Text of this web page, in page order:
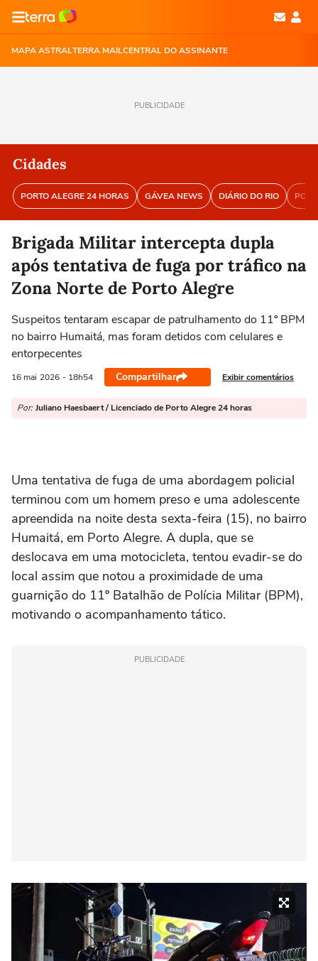
MAPA ASTRALTERRA MAILCENTRAL DO ASSINANTE
PUBLICIDADE
Cidades
PORTO ALEGRE 24 HORAS GÁVEA NEWS DIÁRIO DO RIO
Brigada Militar intercepta dupla
após tentativa de fuga por tráfico na
Zona Norte de Porto Alegre
Suspeitos tentaram escapar de patrulhamento do 11º BPM
no bairro Humaitá, mas foram detidos com celulares e
entorpecentes
16 mai 2026 - 18h54 Compartilhar Exibir comentários
Por: Juliano Haesbaert / Licenciado de Porto Alegre 24 horas
Uma tentativa de fuga de uma abordagem policial
terminou com um homem preso e uma adolescente
apreendida na noite desta sexta-feira (15), no bairro
Humaitá, em Porto Alegre. A dupla, que se
deslocava em uma motocicleta, tentou evadir-se do
local assim que notou a proximidade de uma
guarnição do 11º Batalhão de Polícia Militar (BPM),
motivando o acompanhamento tático.
PUBLICIDADE